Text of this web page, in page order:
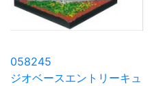
058245
ジオベースエントリーキュ